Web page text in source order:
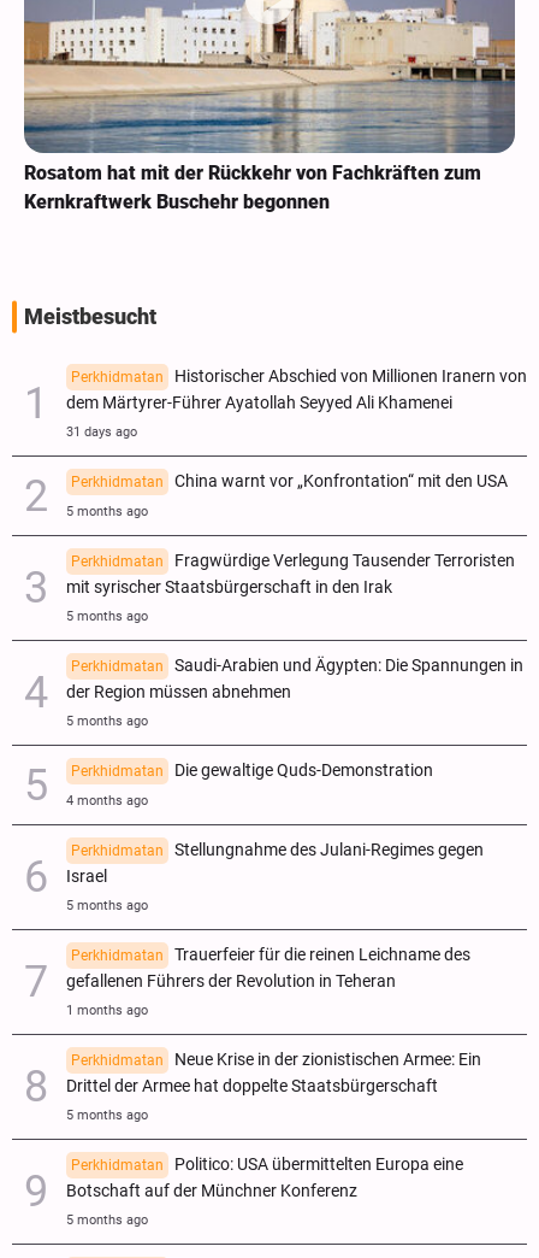
Rosatom hat mit der Rückkehr von Fachkräften zum
Kernkraftwerk Buschehr begonnen
Meistbesucht
Perkhidmatan
Historischer Abschied von Millionen Iranern von
dem Märtyrer-Führer Ayatollah Seyyed Ali Khamenei
31 days ago
Perkhidmatan China warnt vor „Konfrontation“ mit den USA
5 months ago
Perkhidmatan
Fragwürdige Verlegung Tausender Terroristen
mit syrischer Staatsbürgerschaft in den Irak
5 months ago
Perkhidmatan
Saudi-Arabien und Ägypten: Die Spannungen in
der Region müssen abnehmen
5 months ago
Perkhidmatan Die gewaltige Quds-Demonstration
4 months ago
Perkhidmatan
Stellungnahme des Julani-Regimes gegen
Israel
5 months ago
Perkhidmatan
Trauerfeier für die reinen Leichname des
gefallenen Führers der Revolution in Teheran
1 months ago
Perkhidmatan
Neue Krise in der zionistischen Armee: Ein
Drittel der Armee hat doppelte Staatsbürgerschaft
5 months ago
Perkhidmatan
Politico: USA übermittelten Europa eine
Botschaft auf der Münchner Konferenz
5 months ago